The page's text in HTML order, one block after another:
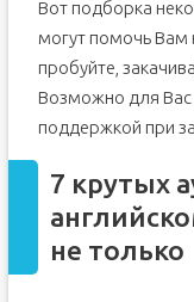
Вот подборка
могут помочь Вам
пробуйте,
Возможно для Вас
поддержкой при
7 крутых
не только